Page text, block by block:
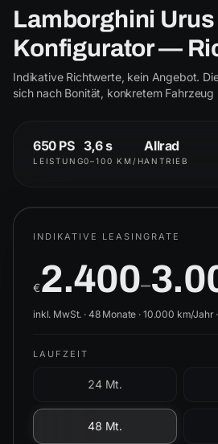
Lamborghini
Konfigurator —
Indikative Richtwerte, kein Angebot.
sich nach Bonität, konkretem
4.0 V8 Biturbo
ab € 2.250 ab
Performante SE
ab
650 PS
LEISTUNG
3,6 s
0–100 KM/H
Allrad
ANTRIEB
INDIKATIVE LEASINGRATE
€2.400–
inkl. MwSt. · 48Monate · 10.000 km/Jahr ·
LAUFZEIT
24 Mt.
48 Mt.